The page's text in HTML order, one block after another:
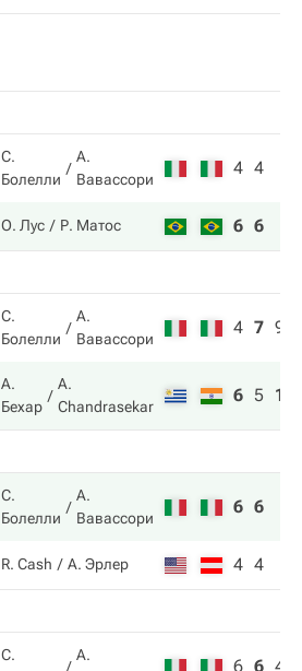
С.
Болелли
А.
Вавассори
4 4
О. Лус Р. Матос 6 6
С.
Болелли
А.
Вавассори
4 7 9
А.
Бехар
A.
Chandrasekar
6 5 11
С.
Болелли
А.
Вавассори
6 6
R. Cash А. Эрлер 4 4
С.
А.
6 6 4